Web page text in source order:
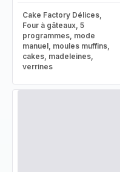
Cake Factory Délices,
Four à gâteaux, 5
programmes, mode
manuel, moules muffins,
cakes, madeleines,
verrines